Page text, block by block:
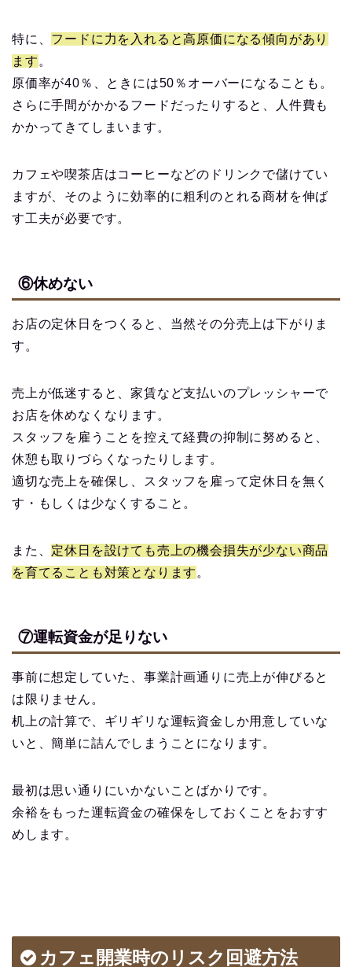
特に、 フードに力を入れると高原価になる傾向があり
ます 。
原価率が40％、ときには50％オーバーになることも。
さらに手間がかかるフードだったりすると、人件費も
かかってきてしまいます。
カフェや喫茶店はコーヒーなどのドリンクで儲けてい
ますが、そのように効率的に粗利のとれる商材を伸ば
す工夫が必要です。
⑥休めない
お店の定休日をつくると、当然その分売上は下がりま
す。
売上が低迷すると、家賃など支払いのプレッシャーで
お店を休めなくなります。
スタッフを雇うことを控えて経費の抑制に努めると、
休憩も取りづらくなったりします。
適切な売上を確保し、スタッフを雇って定休日を無く
す・もしくは少なくすること。
また、 定休日を設けても売上の機会損失が少ない商品
を育てることも対策となります 。
⑦運転資金が足りない
事前に想定していた、事業計画通りに売上が伸びると
は限りません。
机上の計算で、ギリギリな運転資金しか用意していな
いと、簡単に詰んでしまうことになります。
最初は思い通りにいかないことばかりです。
余裕をもった運転資金の確保をしておくことをおすす
めします。
カフェ開業時のリスク回避方法